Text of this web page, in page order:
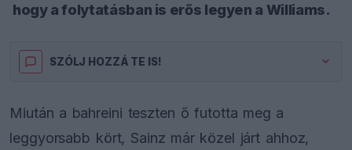
hogy a folytatásban is erős legyen a Williams.
SZÓLJ HOZZÁ TE IS!
Miután a bahreini teszten ő futotta meg a
leggyorsabb kört, Sainz már közel járt ahhoz,